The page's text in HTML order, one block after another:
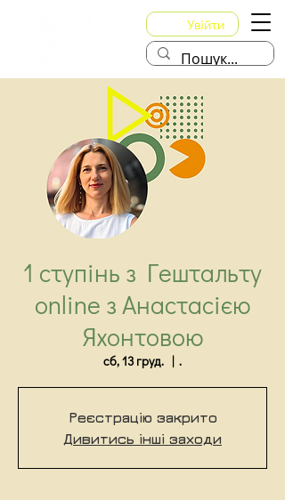
Увійти
1 ступінь з Гештальту
online з Анастасією
Яхонтовою
сб, 13 груд.
  |
.
Реєстрацію закрито
Дивитись інші заходи